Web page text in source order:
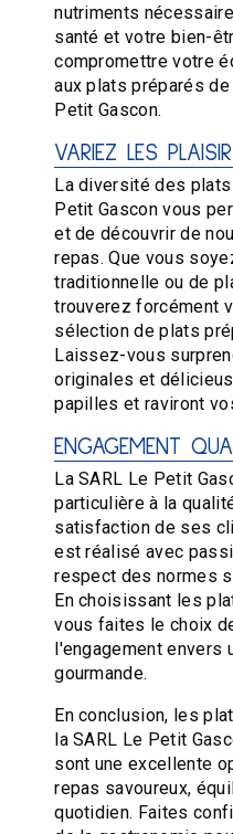
nutriments
santé et votre bien-
compromettre votre
aux plats préparés
Petit Gascon.
VARIEZ LES
La diversité des
Petit Gascon vous
et de découvrir de
repas. Que vous
traditionnelle ou de
trouverez forcément
sélection de plats
Laissez-vous
originales et
papilles et raviront
ENGAGEMENT
La SARL Le Petit
particulière à la
satisfaction de ses
est réalisé avec
respect des normes
En choisissant les
vous faites le choix
l'engagement envers
gourmande.
En conclusion, les
la SARL Le Petit
sont une excellente
repas savoureux,
quotidien. Faites